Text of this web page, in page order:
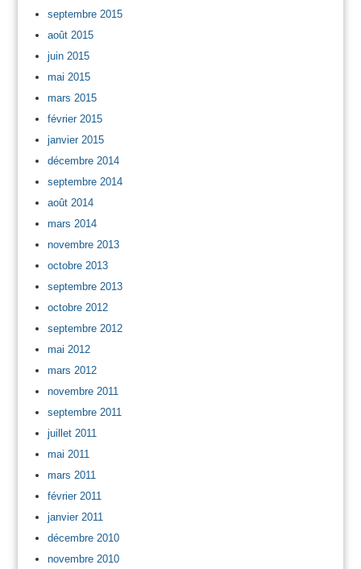
septembre 2015
août 2015
juin 2015
mai 2015
mars 2015
février 2015
janvier 2015
décembre 2014
septembre 2014
août 2014
mars 2014
novembre 2013
octobre 2013
septembre 2013
octobre 2012
septembre 2012
mai 2012
mars 2012
novembre 2011
septembre 2011
juillet 2011
mai 2011
mars 2011
février 2011
janvier 2011
décembre 2010
novembre 2010